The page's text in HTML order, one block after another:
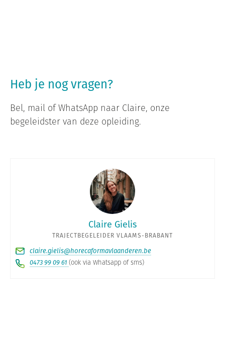
Heb je nog vragen?
Bel, mail of WhatsApp naar Claire, onze
begeleidster van deze opleiding.
Claire Gielis
TRAJECTBEGELEIDER VLAAMS-BRABANT
claire.gielis@horecaformavlaanderen.be
0473 99 09 61 (ook via Whatsapp of sms)